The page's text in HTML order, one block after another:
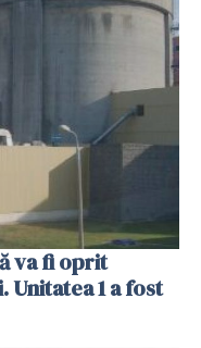
va fi oprit
1 a fost